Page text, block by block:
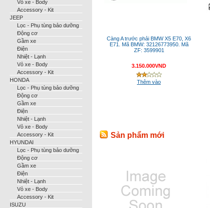
Vỏ xe - Body
Accessory - Kit
JEEP
Lọc - Phụ tùng bảo dưỡng
Động cơ
Gầm xe
Điện
Nhiệt - Lạnh
Vỏ xe - Body
Accessory - Kit
HONDA
Lọc - Phụ tùng bảo dưỡng
Động cơ
Gầm xe
Điện
Nhiệt - Lạnh
Vỏ xe - Body
Accessory - Kit
HYUNDAI
Lọc - Phụ tùng bảo dưỡng
Động cơ
Gầm xe
Điện
Nhiệt - Lạnh
Vỏ xe - Body
Accessory - Kit
ISUZU
Càng A trước phải BMW X5 E70, X6
E71. Mã BMW: 32126773950. Mã
ZF: 3599901
3.150.000VND
Thêm vào
Sản phẩm mới